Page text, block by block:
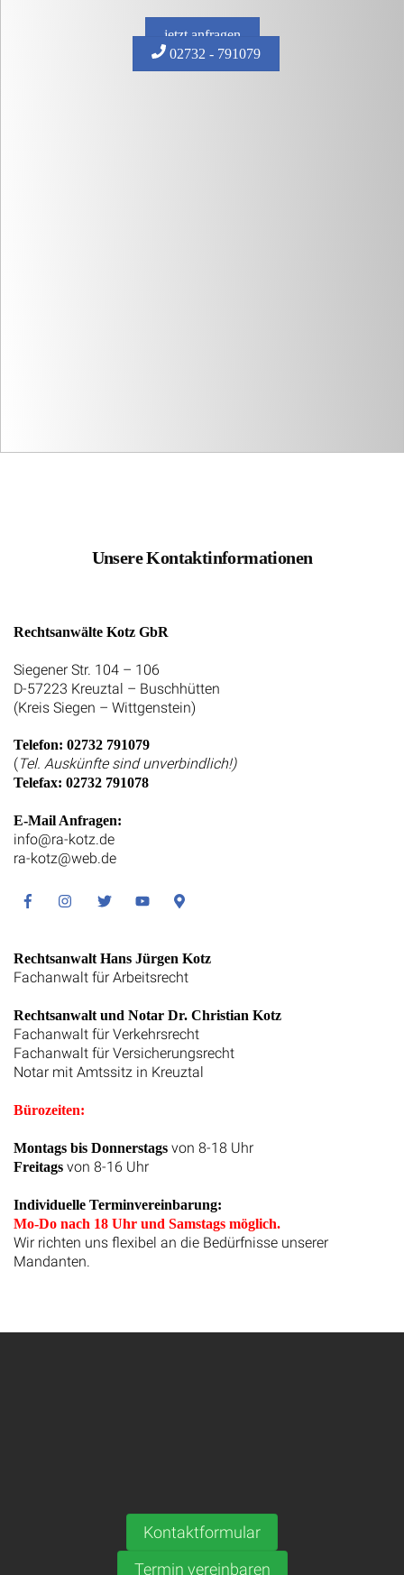
jetzt anfragen
02732 - 791079
Unsere Kontaktinformationen
Rechtsanwälte Kotz GbR
Siegener Str. 104 – 106
D-57223 Kreuztal – Buschhütten
(Kreis Siegen – Wittgenstein)
Telefon: 02732 791079
(Tel. Auskünfte sind unverbindlich!)
Telefax: 02732 791078
E-Mail Anfragen:
info@ra-kotz.de
ra-kotz@web.de
FacebookInstagramTwitter YoutubeGoogle
Rechtsanwalt Hans Jürgen Kotz
Fachanwalt für Arbeitsrecht
Rechtsanwalt und Notar Dr. Christian Kotz
Fachanwalt für Verkehrsrecht
Fachanwalt für Versicherungsrecht
Notar mit Amtssitz in Kreuztal
Bürozeiten:
Montags bis Donnerstags von 8-18 Uhr
Freitags von 8-16 Uhr
Individuelle Terminvereinbarung:
Mo-Do nach 18 Uhr und Samstags möglich.
Wir richten uns flexibel an die Bedürfnisse unserer
Mandanten.
Kontaktformular
Termin vereinbaren